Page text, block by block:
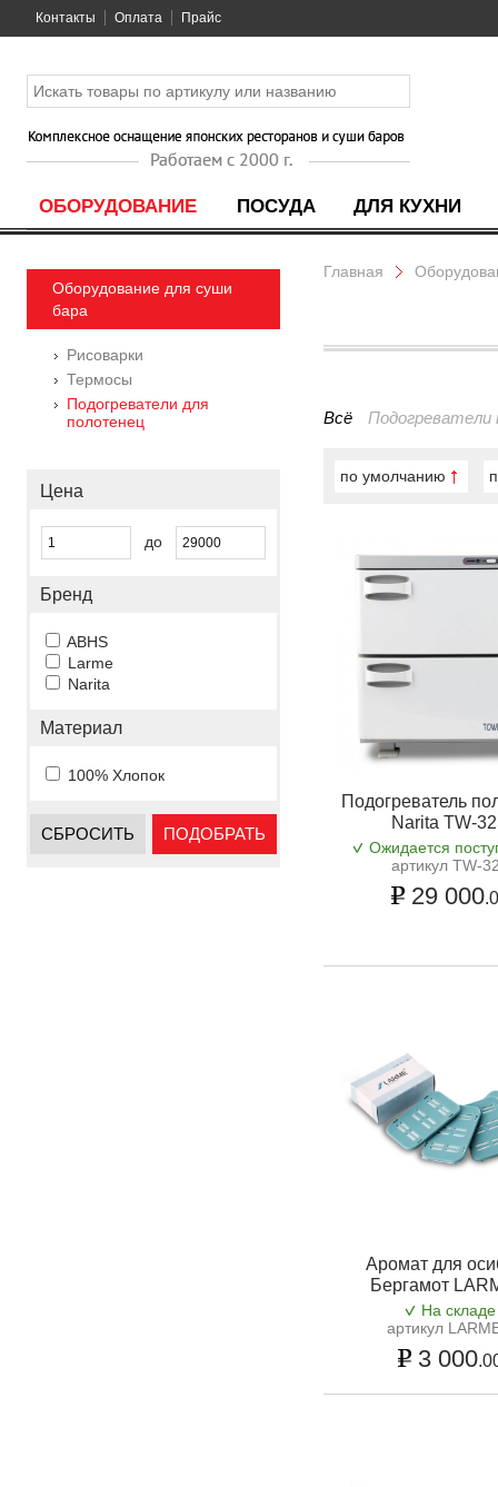
Контакты Оплата Прайс
ОБОРУДОВАНИЕ ПОСУДА ДЛЯ КУХНИ
Оборудование для суши
бара
Рисоварки
Термосы
Подогреватели для
полотенец
Цена
до
Бренд
ABHS
Larme
Narita
Материал
100% Хлопок
СБРОСИТЬ ПОДОБРАТЬ
Главная
Всё Подогреватели
по умолчанию
Подогреватель
Narita TW-
Ожидается
артикул TW-
29 000
Аромат для
Бергамот
На складе
артикул
3 000